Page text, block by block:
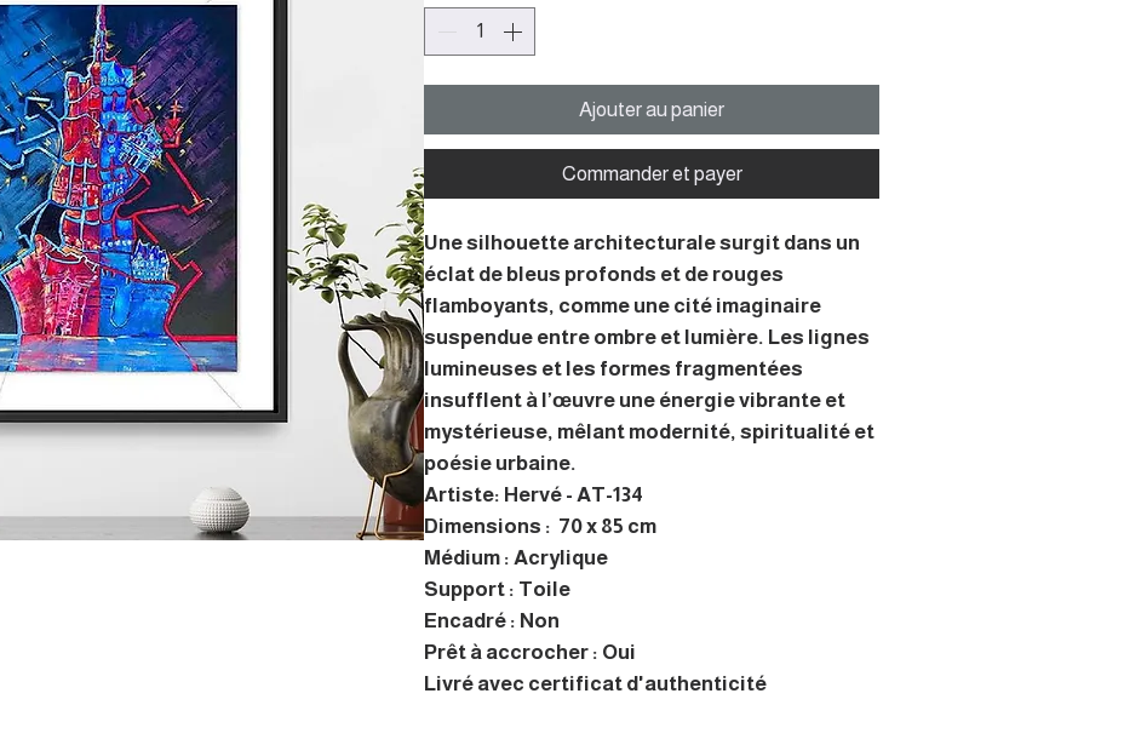
Ajouter au panier
Commander et payer
Une silhouette architecturale surgit dans un
éclat de bleus profonds et de rouges
flamboyants, comme une cité imaginaire
suspendue entre ombre et lumière. Les lignes
lumineuses et les formes fragmentées
insufflent à l’œuvre une énergie vibrante et
mystérieuse, mêlant modernité, spiritualité et
poésie urbaine.
Artiste: Hervé - AT-134
Dimensions : 70 x 85 cm
Médium : Acrylique
Support : Toile
Encadré : Non
Prêt à accrocher : Oui
Livré avec certificat d'authenticité